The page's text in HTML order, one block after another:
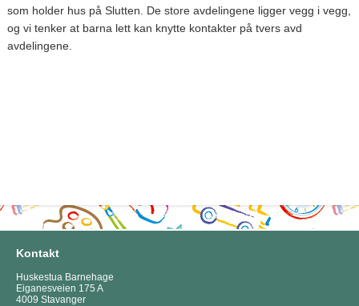
som holder hus på Slutten. De store avdelingene ligger vegg i vegg,
og vi tenker at barna lett kan knytte kontakter på tvers avd
avdelingene.
Kontakt
Huskestua Barnehage
Eiganesveien 175 A
4009 Stavanger